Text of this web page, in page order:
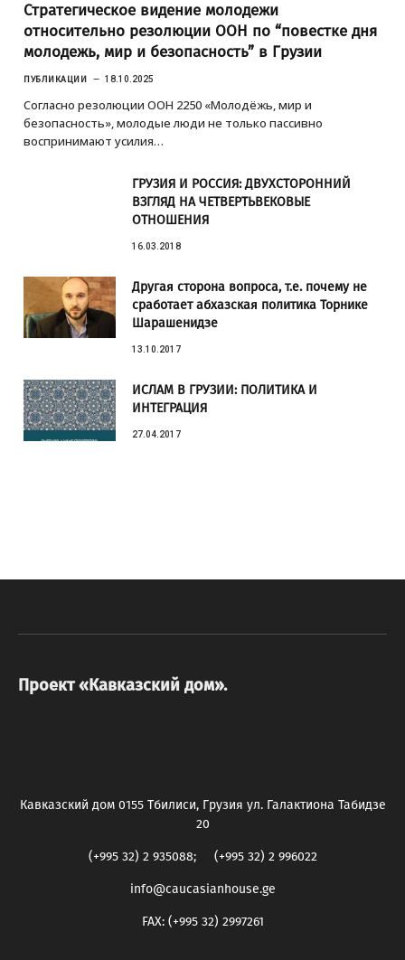
Стратегическое видение молодежи
относительно резолюции ООН по “повестке дня
молодежь, мир и безопасность” в Грузии
ПУБЛИКАЦИИ 18.10.2025
Согласно резолюции ООН 2250 «Молодёжь, мир и
безопасность», молодые люди не только пассивно
воспринимают усилия…
ГРУЗИЯ И РОССИЯ: ДВУХСТОРОННИЙ
ВЗГЛЯД НА ЧЕТВЕРТЬВЕКОВЫЕ
ОТНОШЕНИЯ
16.03.2018
Другая сторона вопроса, т.е. почему не
сработает абхазская политика Торнике
Шарашенидзе
13.10.2017
ИСЛАМ В ГРУЗИИ: ПОЛИТИКА И
ИНТЕГРАЦИЯ
27.04.2017
Проект «Кавказский дом».
Кавказский дом 0155 Тбилиси, Грузия ул. Галактиона Табидзе
20
(+995 32) 2 935088; (+995 32) 2 996022
info@caucasianhouse.ge
FAX: (+995 32) 2997261